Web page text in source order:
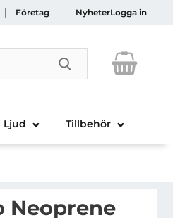
Företag NyheterLogga in
Genomför
Ljud Tillbehör
Neoprene